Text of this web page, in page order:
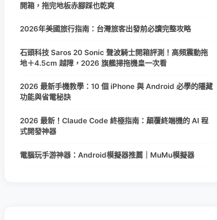
開箱，拖完地板赤腳踩也乾爽
2026年美國旅行指南：台灣旅客出發前必讀完整攻略
石頭科技 Saros 20 Sonic 聲波騎士開箱評測！高頻震動拖
地＋4.5cm 越障，2026 旗艦掃拖機皇一次看
2026 最新手機教學：10 個 iPhone 與 Android 必學的隱藏
功能與省電秘訣
2026 最新！Claude Code 終極指南：顛覆終端機的 AI 程
式開發神器
電腦玩手游神器：Android模擬器推薦｜MuMu模擬器